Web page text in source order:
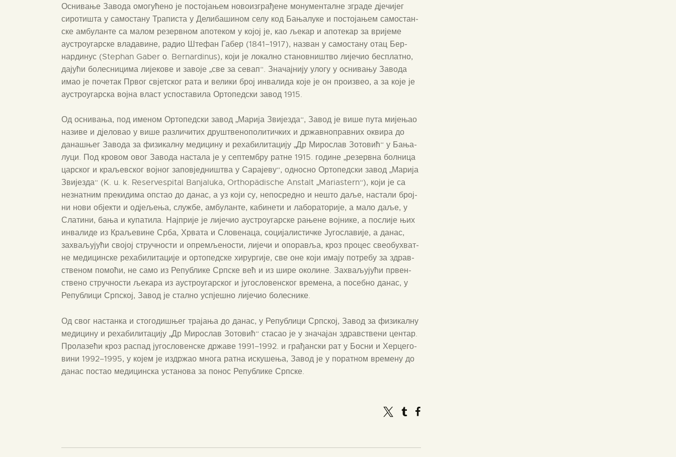
Осни­ва­ње Заво­да омо­гу­ће­но је посто­ја­њем ново­и­згра­ђе­не мону­мен­тал­не згра­де дје­чи­јег
сиро­ти­шта у само­ста­ну Тра­пи­ста у Дели­ба­ши­ном селу код Бања­лу­ке и посто­ја­њем само­стан­
ске амбу­лан­те са малом резер­вном апо­те­ком у којој је, као љекар и апо­те­кар за ври­је­ме
аустро­у­гар­ске вла­да­ви­не, радио Ште­фан Габер (1841–1917), назван у само­ста­ну отац Бер­
нар­ди­нус (Step­han Gaber о. Ber­nar­di­nus), који је локал­но ста­нов­ни­штво лије­чио бес­плат­но,
дају­ћи боле­сни­ци­ма лије­ко­ве и заво­је „све за севап“. Зна­чај­ни­ју уло­гу у осни­ва­њу Заво­да
имао је поче­так Првог свјет­ског рата и вели­ки број инва­ли­да које је он про­из­вео, а за које је
аустро­у­гар­ска вој­на власт успо­ста­ви­ла Орто­пед­ски завод 1915.
Од осни­ва­ња, под име­ном Орто­пед­ски завод „Мари­ја Зви­је­зда“, Завод је више пута мије­њао
нази­ве и дје­ло­вао у више раз­ли­чи­тих дру­штве­но­по­ли­тич­ких и држав­но­прав­них окви­ра до
дана­шњег Заво­да за физи­кал­ну меди­ци­ну и реха­би­ли­та­ци­ју „Др Миро­слав Зото­вић“ у Бања­
лу­ци. Под кро­вом овог Заво­да наста­ла је у септембру ратне 1915. године „резер­вна бол­ни­ца
цар­ског и кра­љев­ског вој­ног запо­вјед­ни­штва у Сара­је­ву“, одно­сно Орто­пед­ски завод „Мари­ја
Зви­је­зда“ (K. u. k. Reser­ve­spi­tal Banja­lu­ka, Orthopädische Anstalt „Mari­a­stern“), који је са
незнат­ним пре­ки­ди­ма опстао до данас, а уз који су, непо­сред­но и нешто даље, наста­ли број­
ни нови објек­ти и одје­ље­ња, слу­жбе, амбу­лан­те, каби­не­ти и лабо­ра­то­ри­је, а мало даље, у
Сла­ти­ни, бања и купа­ти­ла. Нај­при­је је лије­чио аустро­у­гар­ске рање­не вој­ни­ке, а посли­је њих
инва­ли­де из Кра­ље­ви­не Срба, Хрва­та и Сло­ве­на­ца, соци­ја­ли­стич­ке Југо­сла­ви­је, а данас,
захва­љу­ју­ћи сво­јој струч­но­сти и опре­мље­но­сти, лије­чи и опо­ра­вља, кроз про­цес све­о­бу­хват­
не меди­цин­ске реха­би­ли­та­ци­је и орто­пед­ске хирур­ги­је, све оне који има­ју потре­бу за здрав­
стве­ном помо­ћи, не само из Репу­бли­ке Срп­ске већ и из шире око­ли­не. Захва­љу­ју­ћи првен­
стве­но струч­но­сти љека­ра из аустро­у­гар­ског и југо­сло­вен­ског вре­ме­на, а посеб­но данас, у
Репу­бли­ци Срп­ској, Завод је стал­но успје­шно лије­чио боле­сни­ке.
Од свог настан­ка и сто­го­ди­шњег тра­ја­ња до данас, у Репу­бли­ци Срп­ској, Завод за физи­кал­ну
меди­ци­ну и реха­би­ли­та­ци­ју „Др Миро­слав Зото­вић“ ста­сао је у значајaн здрав­стве­ни цен­тар.
Про­ла­зе­ћи кроз рас­пад југо­сло­вен­ске држа­ве 1991–1992. и гра­ђан­ски рат у Босни и Хер­це­го­
ви­ни 1992–1995, у којем је издр­жао мно­га рат­на иску­ше­ња, Завод је у порат­ном вре­ме­ну до
данас постао меди­цин­ска уста­но­ва за понос Репу­бли­ке Срп­ске.